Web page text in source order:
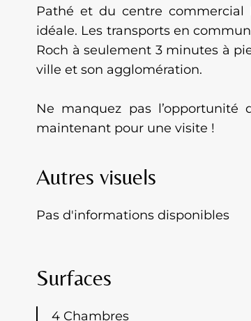
Pathé et du centre
idéale. Les transports en
Roch à seulement 3 minutes à
ville et son agglomération.
Ne manquez pas l’opportunité
maintenant pour une visite !
Autres visuels
Pas d'informations disponibles
Surfaces
4 Chambres